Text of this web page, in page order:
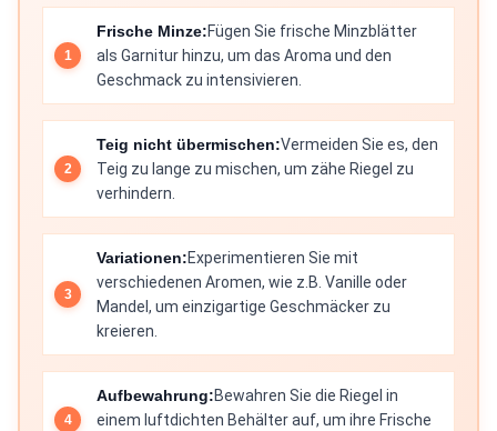
Frische Minze:Fügen Sie frische Minzblätter
als Garnitur hinzu, um das Aroma und den
Geschmack zu intensivieren.
Teig nicht übermischen:Vermeiden Sie es, den
Teig zu lange zu mischen, um zähe Riegel zu
verhindern.
Variationen:Experimentieren Sie mit
verschiedenen Aromen, wie z.B. Vanille oder
Mandel, um einzigartige Geschmäcker zu
kreieren.
Aufbewahrung:Bewahren Sie die Riegel in
einem luftdichten Behälter auf, um ihre Frische